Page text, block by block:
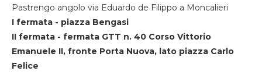
Pastrengo angolo via Eduardo de Filippo a Moncalieri
I fermata - piazza Bengasi
II fermata - fermata GTT n. 40 Corso Vittorio
Emanuele II, fronte Porta Nuova, lato piazza Carlo
Felice